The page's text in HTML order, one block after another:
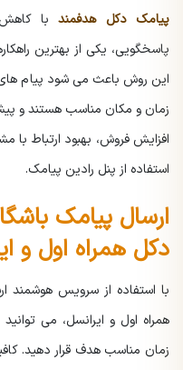
پیامک دکل هدفمند با
پاسخگویی، یکی از بهترین
این روش باعث می شود پیام های
زمان و مکان مناسب هستند و پیش
افزایش فروش، بهبود ارتباط با
استفاده از پنل رادین پیامک.
ارسال پیامک
دکل همراه اول و
با استفاده از سرویس هوشمند
همراه اول و ایرانسل، می
زمان مناسب هدف قرار دهید.